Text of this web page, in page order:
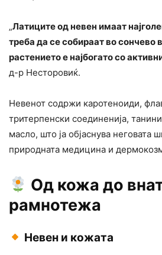
„Латиците од невен имаат
треба да се собираат во сончево
растението е најбогато со
д-р Несторовиќ.
Невенот содржи каротеноиди,
тритерпенски соединенија,
масло, што ја објаснува неговата
природната медицина и
Од кожа до
рамнотежа
Невен и кожата